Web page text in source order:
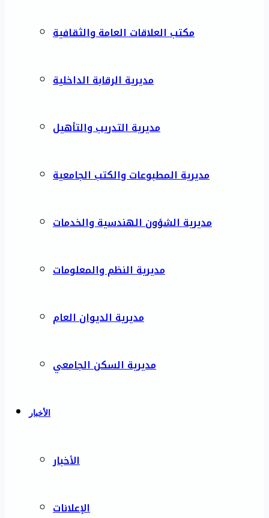
مكتب العلاقات العامة والثقافية
مديرية الرقابة الداخلية
مديرية التدريب والتأهيل
مديرية المطبوعات والكتب الجامعية
مديرية الشؤون الهندسية والخدمات
مديرية النظم والمعلومات
مديرية الديوان العام
مديرية السكن الجامعي
الأخبار
الأخبار
الإعلانات